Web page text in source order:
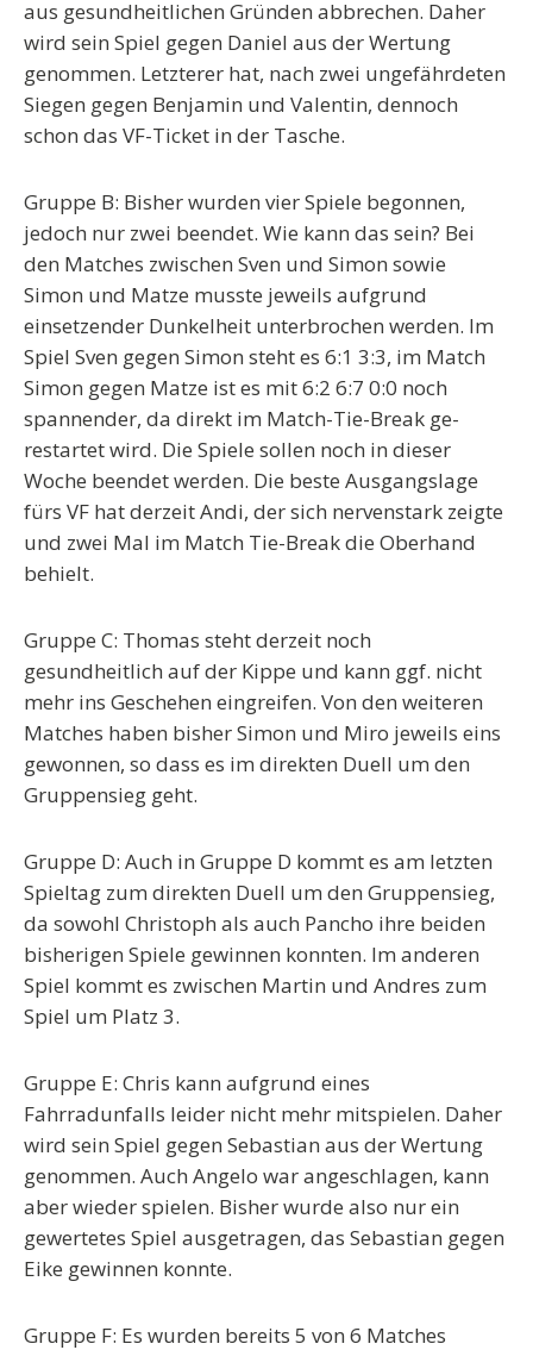
aus gesundheitlichen Gründen abbrechen. Daher
wird sein Spiel gegen Daniel aus der Wertung
genommen. Letzterer hat, nach zwei ungefährdeten
Siegen gegen Benjamin und Valentin, dennoch
schon das VF-Ticket in der Tasche.
Gruppe B: Bisher wurden vier Spiele begonnen,
jedoch nur zwei beendet. Wie kann das sein? Bei
den Matches zwischen Sven und Simon sowie
Simon und Matze musste jeweils aufgrund
einsetzender Dunkelheit unterbrochen werden. Im
Spiel Sven gegen Simon steht es 6:1 3:3, im Match
Simon gegen Matze ist es mit 6:2 6:7 0:0 noch
spannender, da direkt im Match-Tie-Break ge-
restartet wird. Die Spiele sollen noch in dieser
Woche beendet werden. Die beste Ausgangslage
fürs VF hat derzeit Andi, der sich nervenstark zeigte
und zwei Mal im Match Tie-Break die Oberhand
behielt.
Gruppe C: Thomas steht derzeit noch
gesundheitlich auf der Kippe und kann ggf. nicht
mehr ins Geschehen eingreifen. Von den weiteren
Matches haben bisher Simon und Miro jeweils eins
gewonnen, so dass es im direkten Duell um den
Gruppensieg geht.
Gruppe D: Auch in Gruppe D kommt es am letzten
Spieltag zum direkten Duell um den Gruppensieg,
da sowohl Christoph als auch Pancho ihre beiden
bisherigen Spiele gewinnen konnten. Im anderen
Spiel kommt es zwischen Martin und Andres zum
Spiel um Platz 3.
Gruppe E: Chris kann aufgrund eines
Fahrradunfalls leider nicht mehr mitspielen. Daher
wird sein Spiel gegen Sebastian aus der Wertung
genommen. Auch Angelo war angeschlagen, kann
aber wieder spielen. Bisher wurde also nur ein
gewertetes Spiel ausgetragen, das Sebastian gegen
Eike gewinnen konnte.
Gruppe F: Es wurden bereits 5 von 6 Matches